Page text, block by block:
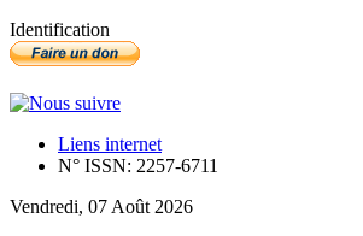
Identification
Liens internet
N° ISSN: 2257-6711
Vendredi, 07 Août 2026